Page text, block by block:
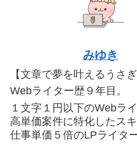
みゆき
【文章で夢を叶えるうさぎ
Webライター歴９年目。
１文字１円以下のWebラ
高単価案件に特化したスキ
仕事単価５倍のLPライタ